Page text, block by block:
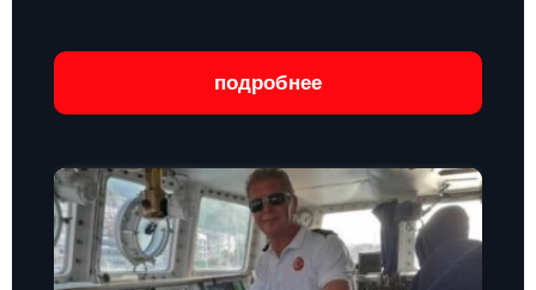
подробнее